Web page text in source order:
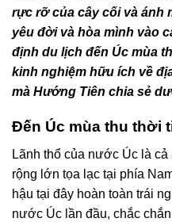
rực rỡ của cây cối và ánh
yêu đời và hòa mình vào
định du lịch đến Úc mùa
kinh nghiệm hữu ích về
mà Hướng Tiên chia sẻ
Đến Úc mùa thu thời
Lãnh thổ của nước Úc là
rộng lớn tọa lạc tại phía
hậu tại đây hoàn toàn trái
nước Úc lần đầu, chắc